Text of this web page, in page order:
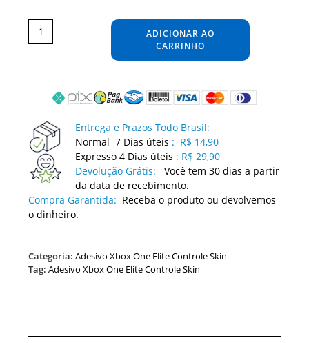
Skin
Xbox
One
Elite
Adesivo
ADICIONAR AO
CARRINHO
Entrega e Prazos Todo Brasil:
Normal 7 Dias úteis : R$ 14,90
Expresso 4 Dias úteis : R$ 29,90
Devolução Grátis:
Você tem 30 dias a partir
da data de recebimento.
Compra Garantida: Receba o produto ou devolvemos
o dinheiro.
Categoria:Adesivo Xbox One Elite Controle Skin
Tag:Adesivo Xbox One Elite Controle Skin